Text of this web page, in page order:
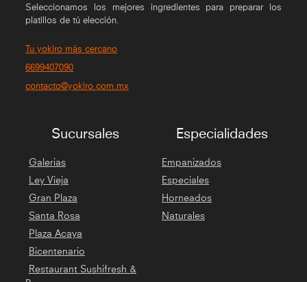
Seleccionamos los mejores ingredientes para preparar los
platillos de tú elección.
Tu yokiro más cercano
6699407090
contacto@yokiro.com.mx
Sucursales
Galerias
Ley Vieja
Gran Plaza
Santa Rosa
Plaza Acaya
Bicentenario
Restaurant Sushifresh &
Especialidades
Empanizados
Especiales
Horneados
Naturales